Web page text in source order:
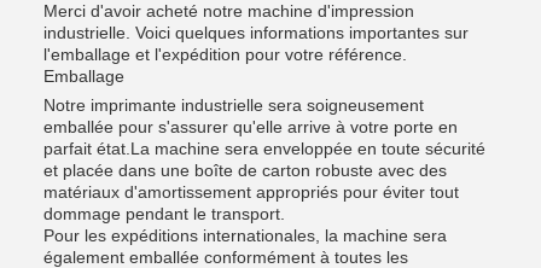
Merci d'avoir acheté notre machine d'impression
industrielle. Voici quelques informations importantes sur
l'emballage et l'expédition pour votre référence.
Emballage
Notre imprimante industrielle sera soigneusement
emballée pour s'assurer qu'elle arrive à votre porte en
parfait état.La machine sera enveloppée en toute sécurité
et placée dans une boîte de carton robuste avec des
matériaux d'amortissement appropriés pour éviter tout
dommage pendant le transport.
Pour les expéditions internationales, la machine sera
également emballée conformément à toutes les